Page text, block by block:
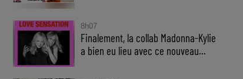
8h07
Finalement, la collab Madonna-Kylie
a bien eu lieu avec ce nouveau...